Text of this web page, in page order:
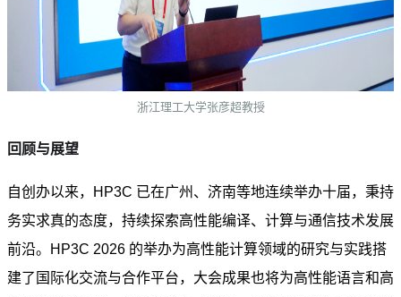
浙江理工大学张彦超教授
回顾与展望
自创办以来，HP3C 已在广州、济南等地连续举办十届，秉持
务实求真的态度，持续探索高性能编译、计算与通信技术发展
前沿。HP3C 2026 的举办为高性能计算领域的研究与实践搭
建了国际化交流与合作平台，大会成果也将为高性能语言和高